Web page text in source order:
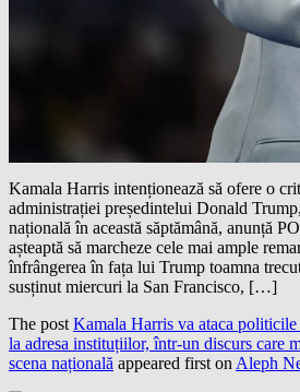
Kamala Harris intenționează să ofere o
administrației președintelui Donald
națională în această săptămână, anunță
așteaptă să marcheze cele mai ample
înfrângerea în fața lui Trump toamna
susținut miercuri la San Francisco, […]
The postKamala Harris va ataca
la adresa instituțiilor, într-un discurs care
scena națională appeared first onAleph